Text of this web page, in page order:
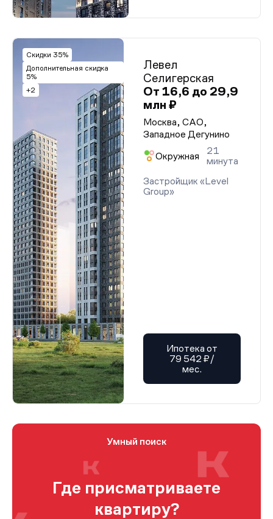
Скидки 35%
Дополнительная скидка
5%
+2
Левел
Селигерская
От 16,6 до 29,9
млн ₽
Москва, САО,
Западное Дегунино
Окружная
21
минута
Застройщик «Level
Group»
Ипотека от
79 542 ₽/
мес.
Умный поиск
Где присматриваете
квартиру?